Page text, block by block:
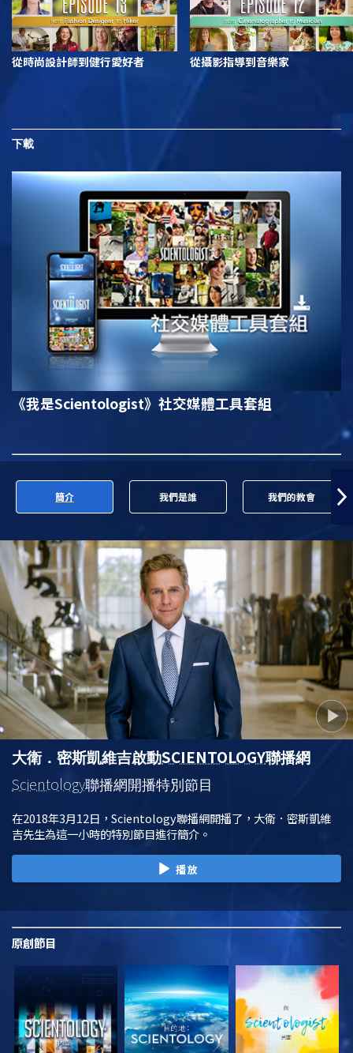
從時尚設計師到健行愛好者 從攝影指導到音樂家
下載
《我是Scientologist》 社交媒體工具套組
簡介 我們是誰 我們的教會
大衛．密斯凱維吉啟動SCIENTOLOGY聯播網
Scientology聯播網開播特別節目
在2018年3月12日，Scientology聯播網開播了，大衛．密斯凱維
吉先生為這一小時的特別節目進行簡介。
播放
原創節目